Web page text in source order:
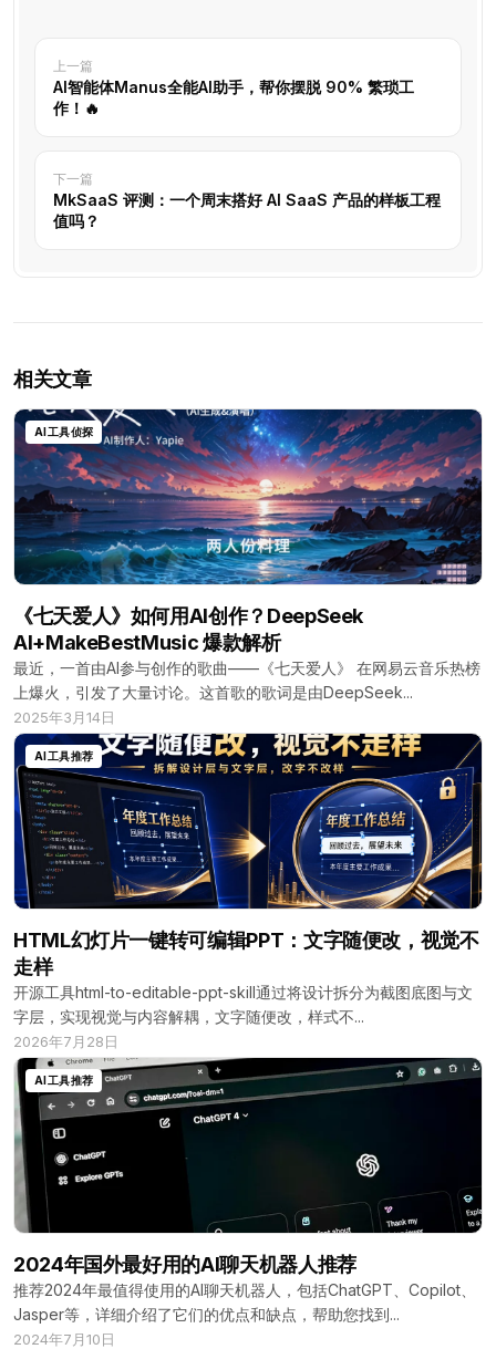
上一篇
AI智能体Manus全能AI助手，帮你摆脱 90% 繁琐工
作！🔥
下一篇
MkSaaS 评测：一个周末搭好 AI SaaS 产品的样板工程
值吗？
相关文章
AI工具侦探
《七天爱人》如何用AI创作？DeepSeek
AI+MakeBestMusic 爆款解析
最近，一首由AI参与创作的歌曲——《七天爱人》 在网易云音乐热榜
上爆火，引发了大量讨论。这首歌的歌词是由DeepSeek...
2025年3月14日
AI工具推荐
HTML幻灯片一键转可编辑PPT：文字随便改，视觉不
走样
开源工具html-to-editable-ppt-skill通过将设计拆分为截图底图与文
字层，实现视觉与内容解耦，文字随便改，样式不...
2026年7月28日
AI工具推荐
2024年国外最好用的AI聊天机器人推荐
推荐2024年最值得使用的AI聊天机器人，包括ChatGPT、Copilot、
Jasper等，详细介绍了它们的优点和缺点，帮助您找到...
2024年7月10日